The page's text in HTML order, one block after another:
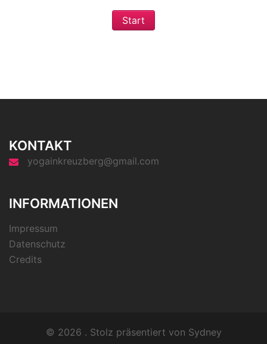
Start
KONTAKT
yogainkreuzberg@gmail.com
INFORMATIONEN
Impressum
Datenschutz
Credits
© 2026 . Stolz präsentiert von Sydney